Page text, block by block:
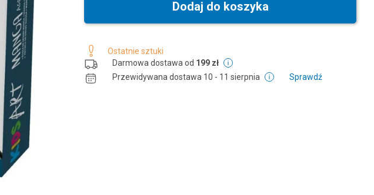
Dodaj do koszyka
Ostatnie sztuki
Darmowa dostawa od 199 zł
Przewidywana dostawa 10 - 11 sierpnia Sprawdź